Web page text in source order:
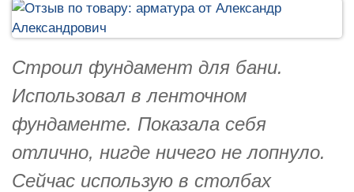
Строил фундамент для бани.
Использовал в ленточном
фундаменте. Показала себя
отлично, нигде ничего не лопнуло.
Сейчас использую в столбах